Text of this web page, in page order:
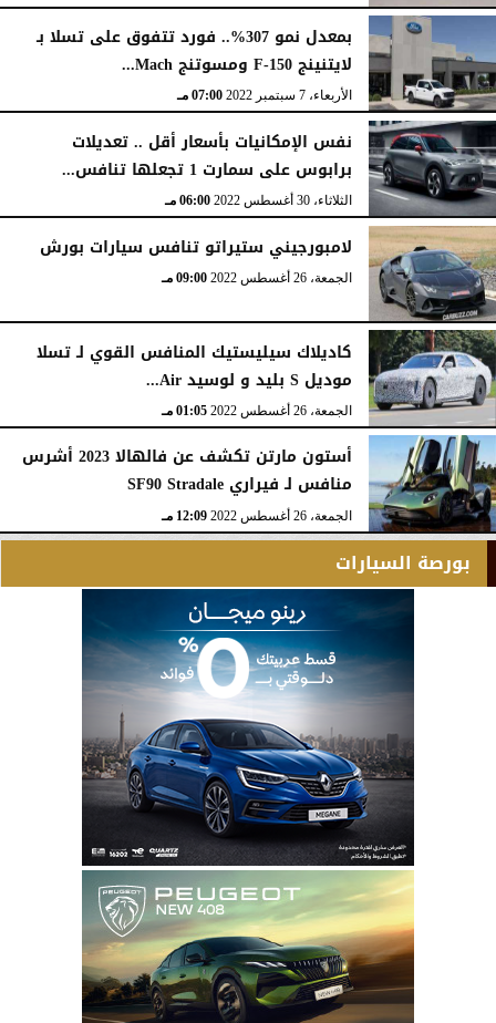
بمعدل نمو 307%.. فورد تتفوق على تسلا بـ
لايتنينج F-150 ومسوتنج Mach...
الأربعاء، 7 سبتمبر 2022 07:00 مـ
نفس الإمكانيات بأسعار أقل .. تعديلات
برابوس على سمارت 1 تجعلها تنافس...
الثلاثاء، 30 أغسطس 2022 06:00 مـ
لامبورجيني ستيراتو تنافس سيارات بورش
الجمعة، 26 أغسطس 2022 09:00 مـ
كاديلاك سيليستيك المنافس القوي لـ تسلا
موديل S بليد و لوسيد Air...
الجمعة، 26 أغسطس 2022 01:05 مـ
أستون مارتن تكشف عن فالهالا 2023 أشرس
منافس لـ فيراري SF90 Stradale
الجمعة، 26 أغسطس 2022 12:09 مـ
بورصة السيارات